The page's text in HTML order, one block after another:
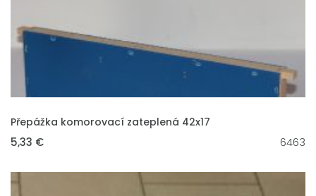
VLOŽIT DO KOŠÍKU
Přepážka komorovací zateplená 42x17
5,33 € 6463